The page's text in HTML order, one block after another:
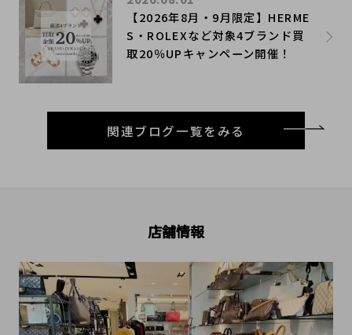
【2026年8月・9月限定】HERME
S・ROLEXなど対象4ブランド買
取20％UPキャンペーン開催！
関連ブログ一覧をみる
店舗情報